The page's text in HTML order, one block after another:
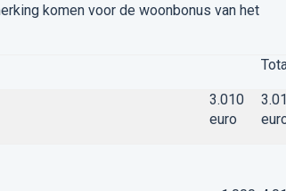
komen voor de woonbonus van het
3.010
euro